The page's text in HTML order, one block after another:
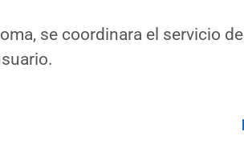
se coordinara el servicio de